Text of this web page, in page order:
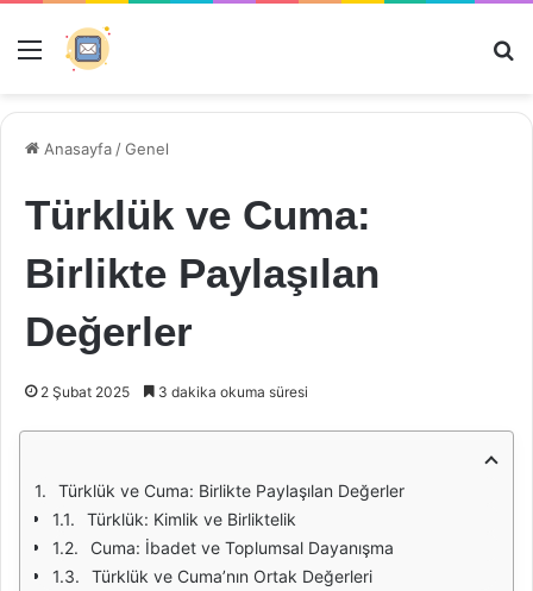
Menü
Anasayfa /Genel
Türklük ve Cuma:
Birlikte Paylaşılan
Değerler
2 Şubat 2025 3 dakika okuma süresi
Türklük ve Cuma: Birlikte Paylaşılan Değerler
Türklük: Kimlik ve Birliktelik
Cuma: İbadet ve Toplumsal Dayanışma
Türklük ve Cuma’nın Ortak Değerleri